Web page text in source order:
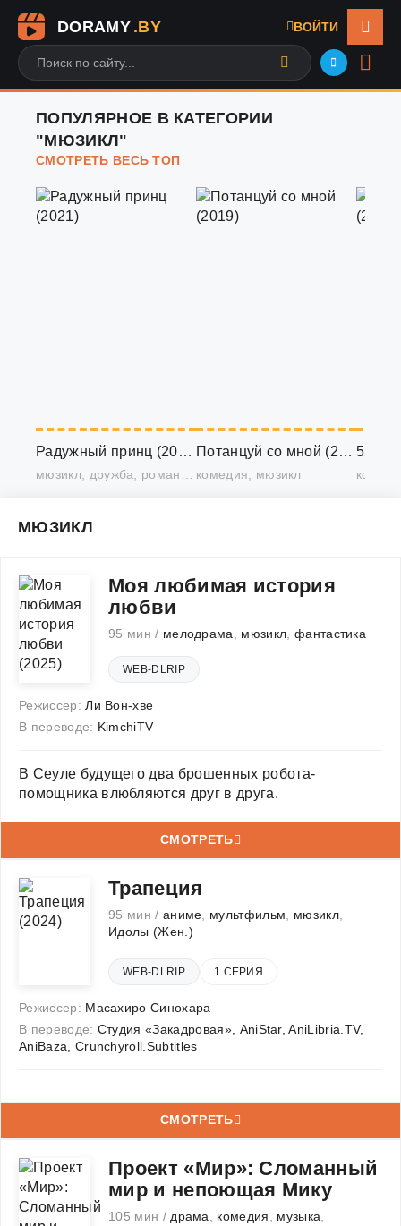
DORAMY .BY ВОЙТИ
ПОПУЛЯРНОЕ В КАТЕГОРИИ
"МЮЗИКЛ"
СМОТРЕТЬ ВЕСЬ ТОП
Радужный принц (2021) Потанцуй со мной (2019)
комедия, мюзикл
МЮЗИКЛ
Моя любимая история
любви
95 мин / мелодрама мюзикл фантастика
WEB-DLRIP
Режиссер: Ли Вон-хве
В переводе: KimchiTV
В Сеуле будущего два брошенных робота-
помощника влюбляются друг в друга.
СМОТРЕТЬ
Трапеция
95 мин / аниме мультфильм мюзикл,
Идолы (Жен.)
WEB-DLRIP 1 СЕРИЯ
Режиссер: Масахиро Синохара
В переводе: Студия «Закадровая», AniStar, AniLibria.TV,
AniBaza, Crunchyroll.Subtitles
СМОТРЕТЬ
Проект «Мир»: Сломанный
мир и непоющая Мику
105 мин / драма комедия музыка